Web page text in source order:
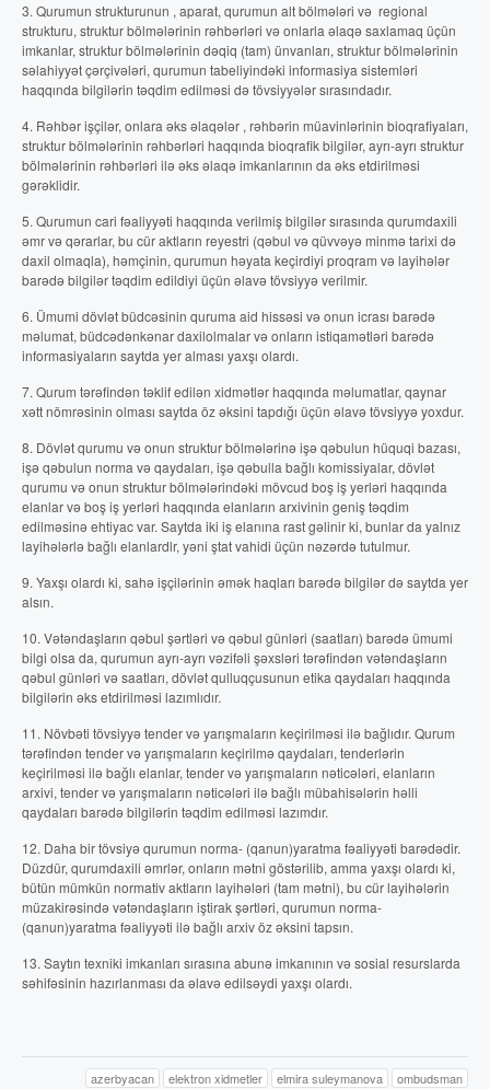
3. Qurumun strukturunun , aparat, qurumun alt bölmələri və regional
strukturu, struktur bölmələrinin rəhbərləri və onlarla əlaqə saxlamaq üçün
imkanlar, struktur bölmələrinin dəqiq (tam) ünvanları, struktur bölmələrinin
səlahiyyət çərçivələri, qurumun tabeliyindəki informasiya sistemləri
haqqında bilgilərin təqdim edilməsi də tövsiyyələr sırasındadır.
4. Rəhbər işçilər, onlara əks əlaqələr , rəhbərin müavinlərinin bioqrafiyaları,
struktur bölmələrinin rəhbərləri haqqında bioqrafik bilgilər, ayrı-ayrı struktur
bölmələrinin rəhbərləri ilə əks əlaqə imkanlarının da əks etdirilməsi
gərəklidir.
5. Qurumun cari fəaliyyəti haqqında verilmiş bilgilər sırasında qurumdaxili
əmr və qərarlar, bu cür aktların reyestri (qəbul və qüvvəyə minmə tarixi də
daxil olmaqla), həmçinin, qurumun həyata keçirdiyi proqram və layihələr
barədə bilgilər təqdim edildiyi üçün əlavə tövsiyyə verilmir.
6. Ümumi dövlət büdcəsinin quruma aid hissəsi və onun icrası barədə
məlumat, büdcədənkənar daxilolmalar və onların istiqamətləri barədə
informasiyaların saytda yer alması yaxşı olardı.
7. Qurum tərəfindən təklif edilən xidmətlər haqqında məlumatlar, qaynar
xətt nömrəsinin olması saytda öz əksini tapdığı üçün əlavə tövsiyyə yoxdur.
8. Dövlət qurumu və onun struktur bölmələrinə işə qəbulun hüquqi bazası,
işə qəbulun norma və qaydaları, işə qəbulla bağlı komissiyalar, dövlət
qurumu və onun struktur bölmələrindəki mövcud boş iş yerləri haqqında
elanlar və boş iş yerləri haqqında elanların arxivinin geniş təqdim
edilməsinə ehtiyac var. Saytda iki iş elanına rast gəlinir ki, bunlar da yalnız
layihələrlə bağlı elanlardlr, yəni ştat vahidi üçün nəzərdə tutulmur.
9. Yaxşı olardı ki, sahə işçilərinin əmək haqları barədə bilgilər də saytda yer
alsın.
10. Vətəndaşların qəbul şərtləri və qəbul günləri (saatları) barədə ümumi
bilgi olsa da, qurumun ayrı-ayrı vəzifəli şəxsləri tərəfindən vətəndaşların
qəbul günləri və saatları, dövlət qulluqçusunun etika qaydaları haqqında
bilgilərin əks etdirilməsi lazımlıdır.
11. Növbəti tövsiyyə tender və yarışmaların keçirilməsi ilə bağlıdır. Qurum
tərəfindən tender və yarışmaların keçirilmə qaydaları, tenderlərin
keçirilməsi ilə bağlı elanlar, tender və yarışmaların nəticələri, elanların
arxivi, tender və yarışmaların nəticələri ilə bağlı mübahisələrin həlli
qaydaları barədə bilgilərin təqdim edilməsi lazımdır.
12. Daha bir tövsiyə qurumun norma- (qanun)yaratma fəaliyyəti barədədir.
Düzdür, qurumdaxili əmrlər, onların mətni göstərilib, amma yaxşı olardı ki,
bütün mümkün normativ aktların layihələri (tam mətni), bu cür layihələrin
müzakirəsində vətəndaşların iştirak şərtləri, qurumun norma-
(qanun)yaratma fəaliyyəti ilə bağlı arxiv öz əksini tapsın.
13. Saytın texniki imkanları sırasına abunə imkanının və sosial resurslarda
səhifəsinin hazırlanması da əlavə edilsəydi yaxşı olardı.
azerbyacan elektron xidmetler elmira suleymanova ombudsman